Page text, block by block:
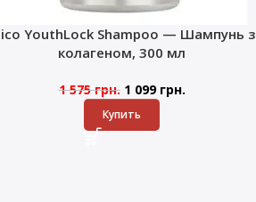
YouthLock Shampoo — Шампунь з
колагеном, 300 мл
1 575грн. 1 099 грн.
Купить